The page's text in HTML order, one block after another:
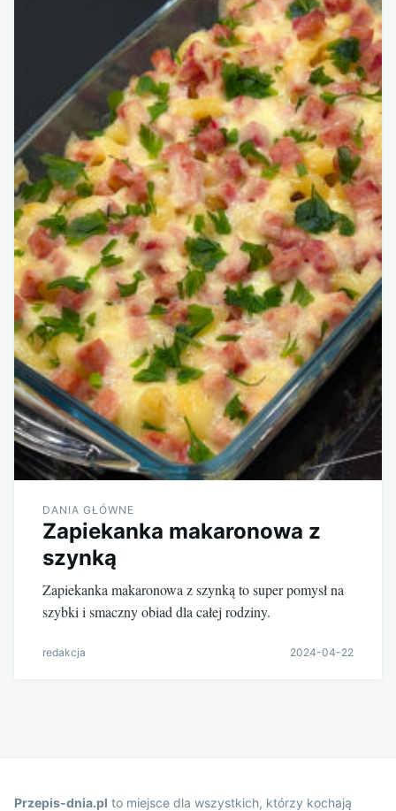
DANIA GŁÓWNE
Zapiekanka makaronowa z
szynką
Zapiekanka makaronowa z szynką to super pomysł na
szybki i smaczny obiad dla całej rodziny.
redakcja 2024-04-22
Przepis-dnia.pl to miejsce dla wszystkich, którzy kochają